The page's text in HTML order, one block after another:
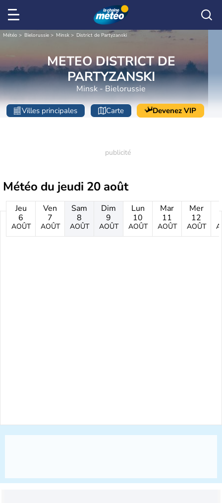
Météo Bielorussie Minsk District de Partyzanski
METEO DISTRICT DE
PARTYZANSKI
Minsk - Bielorussie
Villes principales Carte Devenez VIP
Météo du jeudi 20 août
Jeu
6
AOÛT
Ven
7
AOÛT
Sam
8
AOÛT
Dim
9
AOÛT
Lun
10
AOÛT
Mar
11
AOÛT
Mer
12
AOÛT